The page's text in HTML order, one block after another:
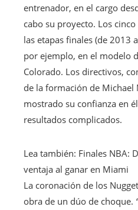
entrenador, en el cargo
cabo su proyecto. Los
las etapas finales (de 2013
por ejemplo, en el modelo
Colorado. Los directivos,
de la formación de Michael
mostrado su confianza en
resultados complicados.
Lea también: Finales NBA:
ventaja al ganar en Miami
La coronación de los
obra de un dúo de choque.